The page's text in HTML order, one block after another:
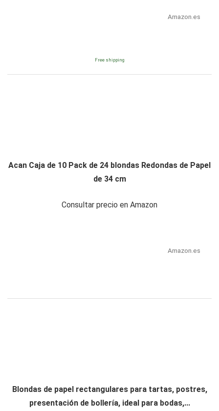
Amazon.es
Free shipping
Acan Caja de 10 Pack de 24 blondas Redondas de Papel
de 34 cm
Consultar precio en Amazon
Amazon.es
Blondas de papel rectangulares para tartas, postres,
presentación de bollería, ideal para bodas,...